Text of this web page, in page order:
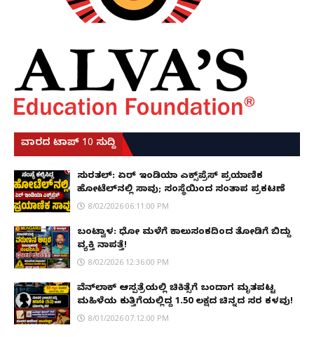
ವಾರದ ಟಾಪ್ 10 ಸುದ್ದಿ
ಸುರತ್ಕಲ್: ಏರ್ ಇಂಡಿಯಾ ಎಕ್ಸ್‌ಪ್ರೆಸ್ ಪ್ರಯಾಣಿಕ
ಹೋಟೆಲ್‌ನಲ್ಲಿ ಸಾವು; ಸಂಸ್ಥೆಯಿಂದ ಸಂತಾಪ ಪ್ರಕಟಣೆ
8/02/2026 06:11:00 PM
ಬಂಟ್ವಾಳ: ಧೋ ಮಳೆಗೆ ಕಾಲುಸಂಕದಿಂದ ತೋಡಿಗೆ ಬಿದ್ದು
ವ್ಯಕ್ತಿ ನಾಪತ್ತೆ!
8/02/2026 12:36:00 PM
ವೆನ್‌ಲಾಕ್ ಆಸ್ಪತ್ರೆಯಲ್ಲಿ ಚಿಕಿತ್ಸೆಗೆ ಬಂದಾಗ ಮೃತಪಟ್ಟ
ಮಹಿಳೆಯ ಕುತ್ತಿಗೆಯಲ್ಲಿದ್ದ ₹1.50 ಲಕ್ಷದ ಚಿನ್ನದ ಸರ ಕಳವು!
8/01/2026 07:12:00 PM